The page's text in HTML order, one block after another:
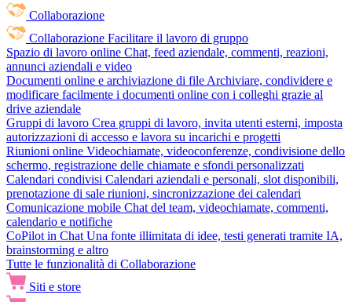
Collaborazione
Collaborazione Facilitare il lavoro di gruppo
Spazio di lavoro online Chat, feed aziendale, commenti, reazioni,
annunci aziendali e video
Documenti online e archiviazione di file Archiviare, condividere e
modificare facilmente i documenti online con i colleghi grazie al
drive aziendale
Gruppi di lavoro Crea gruppi di lavoro, invita utenti esterni, imposta
autorizzazioni di accesso e lavora su incarichi e progetti
Riunioni online Videochiamate, videoconferenze, condivisione dello
schermo, registrazione delle chiamate e sfondi personalizzati
Calendari condivisi Calendari aziendali e personali, slot disponibili,
prenotazione di sale riunioni, sincronizzazione dei calendari
Comunicazione mobile Chat del team, videochiamate, commenti,
calendario e notifiche
CoPilot in Chat Una fonte illimitata di idee, testi generati tramite IA,
brainstorming e altro
Tutte le funzionalità di Collaborazione
Siti e store